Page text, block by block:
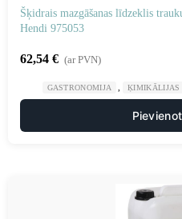
Šķidrais mazgāšanas līdzeklis
Hendi 975053
62,54 € (ar PVN)
GASTRONOMIJA ĶIMIKĀLIJAS